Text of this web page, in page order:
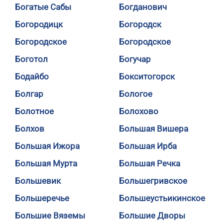
Богатые Сабы
Богданович
Богородицк
Богородск
Богородское
Богородское
Боготол
Богучар
Бодайбо
Бокситогорск
Болгар
Бологое
Болотное
Болохово
Болхов
Большая Вишера
Большая Ижора
Большая Ирба
Большая Мурта
Большая Речка
Большевик
Большегривское
Большеречье
Большеустьикинское
Большие Вяземы
Большие Дворы